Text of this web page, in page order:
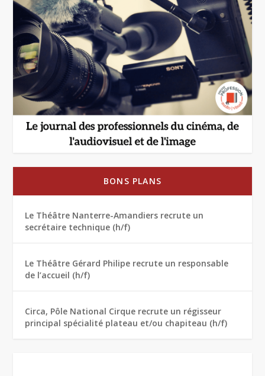
BONS PLANS
Le Théâtre Nanterre-Amandiers recrute un
secrétaire technique (h/f)
Le Théâtre Gérard Philipe recrute un responsable
de l’accueil (h/f)
Circa, Pôle National Cirque recrute un régisseur
principal spécialité plateau et/ou chapiteau (h/f)